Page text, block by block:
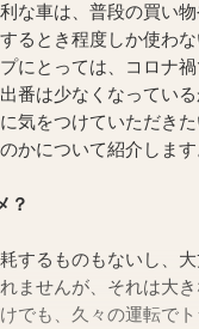
な車は、普段の買い
るとき程度しか使わ
にとっては、コロナ
番は少なくなっている
気をつけていただき
かについて紹介します
？
するものもないし、大
ませんが、それは大
でも、久々の運転で